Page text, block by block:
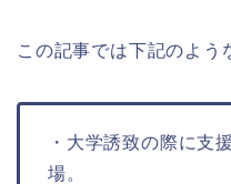
この記事では下記のよう
・大学誘致の際に支
場。